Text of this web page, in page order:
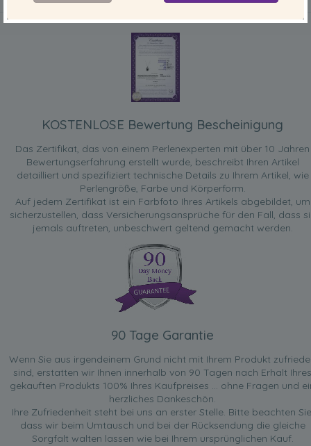
KOSTENLOSE Bewertung Bescheinigung
Das Zertifikat, das von einem Perlenexperten mit über 10 Jahren
Bewertungserfahrung erstellt wurde, beschreibt Ihren Artikel
detailliert und spezifiziert technische Details zu Ihrem Artikel, wie
Perlengröße, Farbe und Körperform.
Auf jedem Zertifikat ist ein Farbfoto Ihres Artikels abgebildet, um
sicherzustellen, dass Versicherungsansprüche für den Fall, dass
jemals auftreten, unbeschwert geltend gemacht werden.
90 Tage Garantie
Wenn Sie aus irgendeinem Grund nicht mit Ihrem Produkt
sind, erstatten wir Ihnen innerhalb von 90 Tagen nach Erhalt Ihres
gekauften Produkts 100% Ihres Kaufpreises ... ohne Fragen und
herzliches Dankeschön.
Ihre Zufriedenheit steht bei uns an erster Stelle. Bitte beachten
dass wir beim Umtausch und bei der Rücksendung die gleiche
Sorgfalt walten lassen wie bei Ihrem ursprünglichen Kauf.